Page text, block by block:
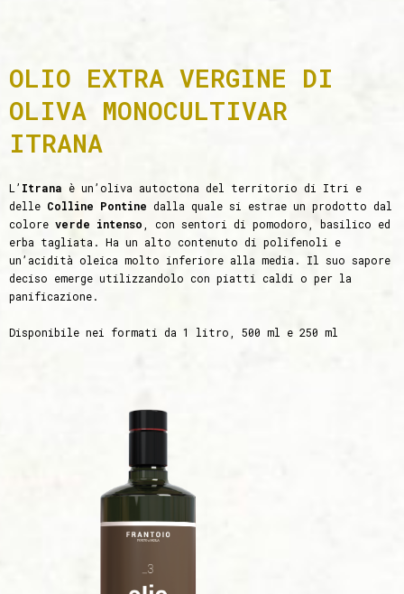
OLIO EXTRA VERGINE DI
OLIVA MONOCULTIVAR
ITRANA
L’ Itrana è un’oliva autoctona del territorio di Itri e
delle Colline Pontine dalla quale si estrae un prodotto dal
colore verde intenso , con sentori di pomodoro, basilico ed
erba tagliata. Ha un alto contenuto di polifenoli e
un’acidità oleica molto inferiore alla media. Il suo sapore
deciso emerge utilizzandolo con piatti caldi o per la
panificazione.
Disponibile nei formati da 1 litro, 500 ml e 250 ml